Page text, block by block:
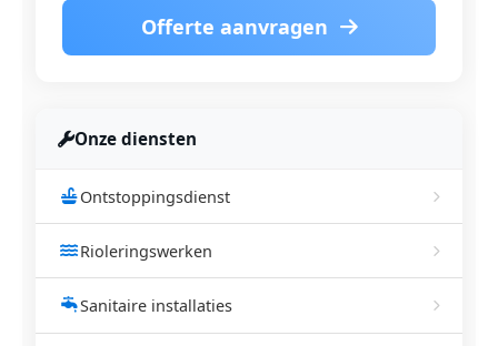
Offerte aanvragen
Onze diensten
Ontstoppingsdienst
Rioleringswerken
Sanitaire installaties